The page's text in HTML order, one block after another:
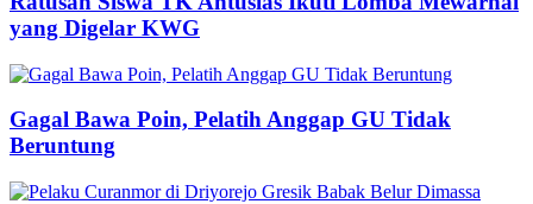
yang Digelar KWG
Gagal Bawa Poin, Pelatih Anggap GU Tidak
Beruntung